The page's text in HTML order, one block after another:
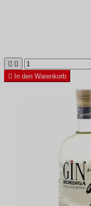
 

In den Warenkorb